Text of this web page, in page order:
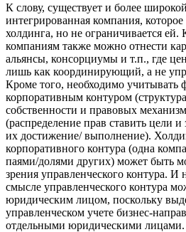
К слову, существует и более
интегрированная компания,
холдинга, но не ограничивается
компаниям также можно отнести
альянсы, консорциумы и т.п., где
лишь как координирующий, а не
Кроме того, необходимо учитывать
корпоративным контуром
собственности и правовых
(распределение прав ставить цели и
их достижение/ выполнение).
корпоративного контура (одна
паями/долями других) может быть
зрения управленческого контура. И
смысле управленческого контура
юридическим лицом, поскольку
управленческом учете бизнес-
отдельными юридическими лицами.